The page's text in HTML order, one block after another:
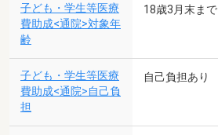
子ども・学生等医療
費助成<通院>対象年
齢
18歳3月末まで
子ども・学生等医療
費助成<通院>自己負
担
自己負担あり